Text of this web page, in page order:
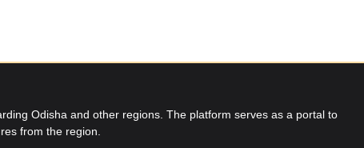
Odisha and other regions. The platform serves as a portal to
from the region.